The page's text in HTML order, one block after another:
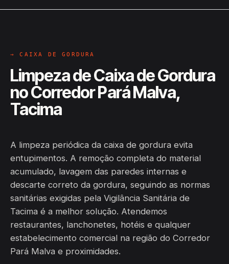
→ CAIXA DE GORDURA
Limpeza de Caixa de Gordura
no Corredor Pará Malva,
Tacima
A limpeza periódica da caixa de gordura evita
entupimentos. A remoção completa do material
acumulado, lavagem das paredes internas e
descarte correto da gordura, seguindo as normas
sanitárias exigidas pela Vigilância Sanitária de
Tacima é a melhor solução. Atendemos
restaurantes, lanchonetes, hotéis e qualquer
estabelecimento comercial na região do Corredor
Pará Malva e proximidades.